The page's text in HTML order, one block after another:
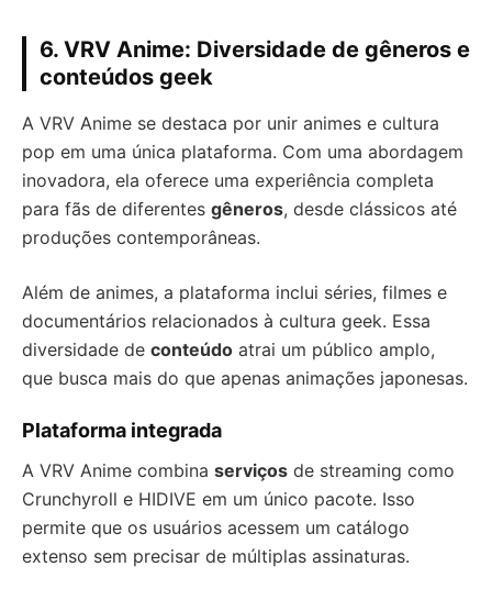
6. VRV Anime: Diversidade de gêneros e
conteúdos geek
A VRV Anime se destaca por unir animes e cultura
pop em uma única plataforma. Com uma abordagem
inovadora, ela oferece uma experiência completa
para fãs de diferentes gêneros, desde clássicos até
produções contemporâneas.
Além de animes, a plataforma inclui séries, filmes e
documentários relacionados à cultura geek. Essa
diversidade de conteúdo atrai um público amplo,
que busca mais do que apenas animações japonesas.
Plataforma integrada
A VRV Anime combina serviços de streaming como
Crunchyroll e HIDIVE em um único pacote. Isso
permite que os usuários acessem um catálogo
extenso sem precisar de múltiplas assinaturas.